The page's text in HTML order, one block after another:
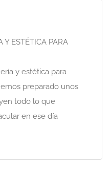
Y ESTÉTICA PARA
y estética para
preparado unos
todo lo que
en ese día